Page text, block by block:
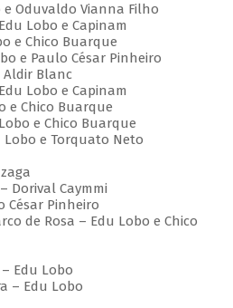
e Oduvaldo Vianna Filho
Lobo e Capinam
e Chico Buarque
e Paulo César Pinheiro
Aldir Blanc
Lobo e Capinam
e Chico Buarque
e Chico Buarque
Lobo e Torquato Neto
Dorival Caymmi
César Pinheiro
de Rosa – Edu Lobo e Chico
Edu Lobo
– Edu Lobo